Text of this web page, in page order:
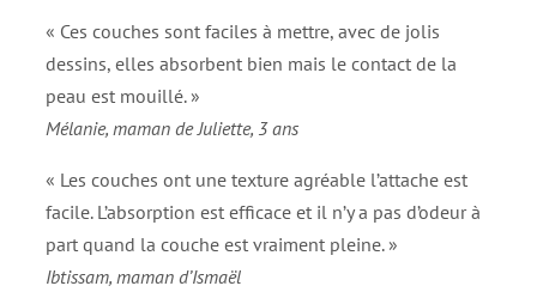
« Ces couches sont faciles à mettre, avec de jolis
dessins, elles absorbent bien mais le contact de la
peau est mouillé. »
Mélanie, maman de Juliette, 3 ans
« Les couches ont une texture agréable l’attache est
facile. L’absorption est efficace et il n’y a pas d’odeur à
part quand la couche est vraiment pleine. »
Ibtissam, maman d’Ismaël